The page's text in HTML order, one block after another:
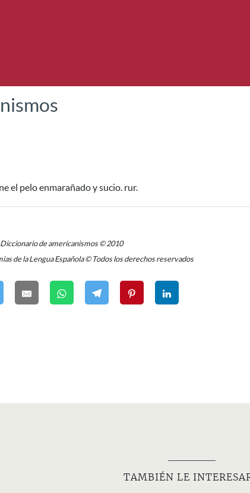
el pelo enmarañado y sucio. rur.
Diccionario de americanismos © 2010
de la Lengua Española © Todos los derechos reservados
TAMBIÉN LE